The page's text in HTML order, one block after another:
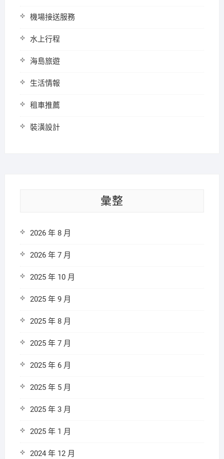
機場接送服務
水上行程
海島旅遊
生活情報
租車推薦
裝潢設計
彙整
2026 年 8 月
2026 年 7 月
2025 年 10 月
2025 年 9 月
2025 年 8 月
2025 年 7 月
2025 年 6 月
2025 年 5 月
2025 年 3 月
2025 年 1 月
2024 年 12 月